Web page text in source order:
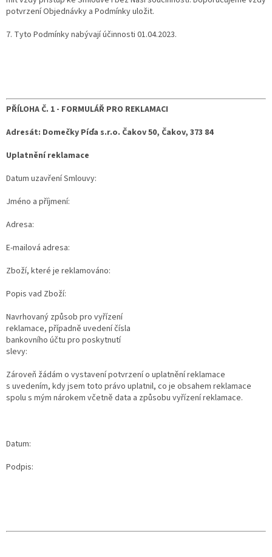
potvrzení Objednávky a Podmínky uložit.
7. Tyto Podmínky nabývají účinnosti 01.04.2023.
PŘÍLOHA Č. 1 - FORMULÁŘ PRO REKLAMACI
Adresát: Domečky Píďa s.r.o. Čakov 50, Čakov, 373 84
Uplatnění reklamace
Datum uzavření Smlouvy:
Jméno a příjmení:
Adresa:
E-mailová adresa:
Zboží, které je reklamováno:
Popis vad Zboží:
Navrhovaný způsob pro vyřízení
reklamace, případně uvedení čísla
bankovního účtu pro poskytnutí
slevy:
Zároveň žádám o vystavení potvrzení o uplatnění reklamace
s uvedením, kdy jsem toto právo uplatnil, co je obsahem reklamace
spolu s mým nárokem včetně data a způsobu vyřízení reklamace.
Datum:
Podpis: